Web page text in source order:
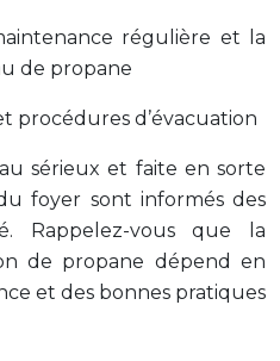
régulière et la
de propane
procédures d’évacuation
sérieux et faite en sorte
foyer sont informés des
Rappelez-vous que la
de propane dépend en
et des bonnes pratiques